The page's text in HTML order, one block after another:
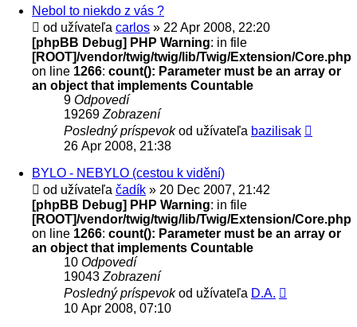
Nebol to niekdo z vás ?
od užívateľa carlos » 22 Apr 2008, 22:20
[phpBB Debug] PHP Warning: in file
[ROOT]/vendor/twig/twig/lib/Twig/Extension/Core.php
on line 1266: count(): Parameter must be an array or
an object that implements Countable
9 Odpovedí
19269 Zobrazení
Posledný príspevokod užívateľa bazilisak
26 Apr 2008, 21:38
BYLO - NEBYLO (cestou k vidění)
od užívateľa čadík » 20 Dec 2007, 21:42
[phpBB Debug] PHP Warning: in file
[ROOT]/vendor/twig/twig/lib/Twig/Extension/Core.php
on line 1266: count(): Parameter must be an array or
an object that implements Countable
10 Odpovedí
19043 Zobrazení
Posledný príspevokod užívateľa D.A.
10 Apr 2008, 07:10